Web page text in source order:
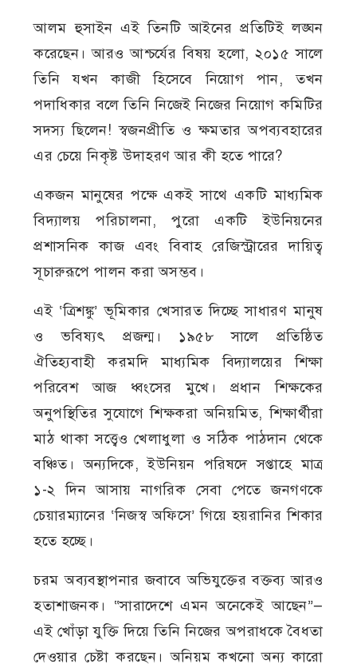
আলম হুসাইন এই তিনটি আইনের প্রতিটিই লঙ্ঘন
করেছেন। আরও আশ্চর্যের বিষয় হলো, ২০১৫ সালে
তিনি যখন কাজী হিসেবে নিয়োগ পান, তখন
পদাধিকার বলে তিনি নিজেই নিজের নিয়োগ কমিটির
সদস্য ছিলেন! স্বজনপ্রীতি ও ক্ষমতার অপব্যবহারের
এর চেয়ে নিকৃষ্ট উদাহরণ আর কী হতে পারে?
একজন মানুষের পক্ষে একই সাথে একটি মাধ্যমিক
বিদ্যালয় পরিচালনা, পুরো একটি ইউনিয়নের
প্রশাসনিক কাজ এবং বিবাহ রেজিস্ট্রারের দায়িত্ব
সূচারুরূপে পালন করা অসম্ভব।
এই ‘ত্রিশঙ্কু’ ভূমিকার খেসারত দিচ্ছে সাধারণ মানুষ
ও ভবিষ্যৎ প্রজন্ম। ১৯৫৮ সালে প্রতিষ্ঠিত
ঐতিহ্যবাহী করমদি মাধ্যমিক বিদ্যালয়ের শিক্ষা
পরিবেশ আজ ধ্বংসের মুখে। প্রধান শিক্ষকের
অনুপস্থিতির সুযোগে শিক্ষকরা অনিয়মিত, শিক্ষার্থীরা
মাঠ থাকা সত্ত্বেও খেলাধুলা ও সঠিক পাঠদান থেকে
বঞ্চিত। অন্যদিকে, ইউনিয়ন পরিষদে সপ্তাহে মাত্র
১-২ দিন আসায় নাগরিক সেবা পেতে জনগণকে
চেয়ারম্যানের ‘নিজস্ব অফিসে’ গিয়ে হয়রানির শিকার
হতে হচ্ছে।
চরম অব্যবস্থাপনার জবাবে অভিযুক্তের বক্তব্য আরও
হতাশাজনক। “সারাদেশে এমন অনেকেই আছেন”—
এই খোঁড়া যুক্তি দিয়ে তিনি নিজের অপরাধকে বৈধতা
দেওয়ার চেষ্টা করছেন। অনিয়ম কখনো অন্য কারো